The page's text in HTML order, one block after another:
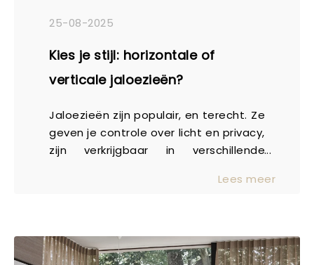
25-08-2025
Kies je stijl: horizontale of
verticale jaloezieën?
Jaloezieën zijn populair, en terecht. Ze
geven je controle over licht en privacy,
zijn verkrijgbaar in verschillende
ruimte. Maar dan komt de vraag: kies
functie, uitstraling én gebruik. In deze
blog leggen we duidelijk de verschillen
Lees meer